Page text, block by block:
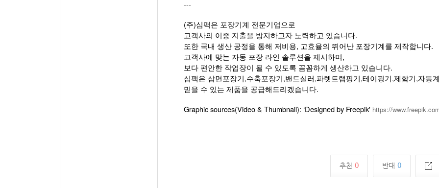
---
(주)심팩은 포장기계 전문기업으로
고객사의 이중 지출을 방지하고자 노력하고 있습니다.
또한 국내 생산 공정을 통해 저비용, 고효율의 뛰어난 포장기계를 제작합니다.
고객사에 맞는 자동 포장 라인 솔루션을 제시하며,
보다 편안한 작업장이 될 수 있도록 꼼꼼하게 생산하고 있습니다.
심팩은 삼면포장기,수축포장기,밴드실러,파렛트랩핑기,테이핑기,제함기,자동
믿을 수 있는 제품을 공급해드리겠습니다.
Graphic sources(Video & Thumbnail): ‘Designed by Freepik' https://
추천 0 반대 0